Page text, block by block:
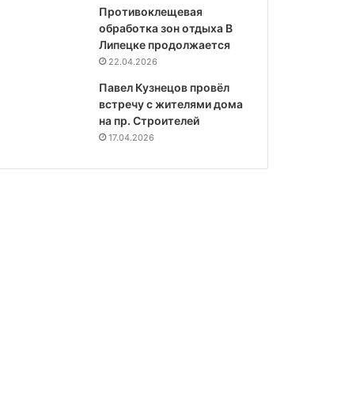
Противоклещевая
обработка зон отдыха В
Липецке продолжается
22.04.2026
Павел Кузнецов провёл
встречу с жителями дома
на пр. Строителей
17.04.2026